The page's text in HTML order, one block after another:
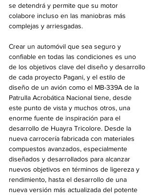
se detendrá y permite que su motor
colabore incluso en las maniobras más
complejas y arriesgadas.
Crear un automóvil que sea seguro y
confiable en todas las condiciones es uno
de los objetivos clave del diseño y desarrollo
de cada proyecto Pagani, y el estilo de
diseño de un avión como el MB-339A de la
Patrulla Acrobática Nacional tiene, desde
este punto de vista y muchos otros, una
enorme fuente de inspiración para el
desarrollo de Huayra Tricolore. Desde la
nueva carrocería fabricada con materiales
compuestos avanzados, especialmente
diseñados y desarrollados para alcanzar
nuevos objetivos en términos de ligereza y
rendimiento, hasta el desarrollo de una
nueva versión más actualizada del potente